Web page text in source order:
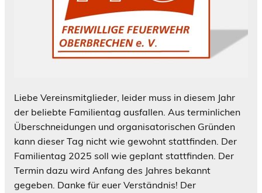
Liebe Vereinsmitglieder, leider muss in diesem Jahr
der beliebte Familientag ausfallen. Aus terminlichen
Überschneidungen und organisatorischen Gründen
kann dieser Tag nicht wie gewohnt stattfinden. Der
Familientag 2025 soll wie geplant stattfinden. Der
Termin dazu wird Anfang des Jahres bekannt
gegeben. Danke für euer Verständnis! Der